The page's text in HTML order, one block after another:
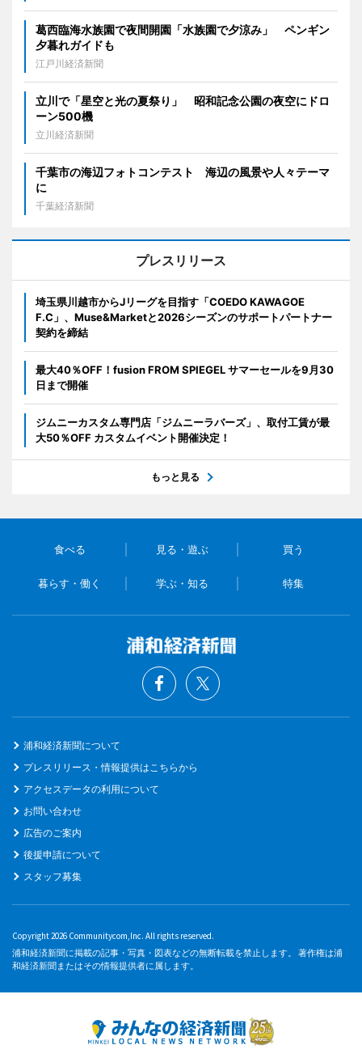
葛西臨海水族園で夜間開園「水族園で夕涼み」 ペンギン
夕暮れガイドも
江戸川経済新聞
立川で「星空と光の夏祭り」 昭和記念公園の夜空にドロ
ーン500機
立川経済新聞
千葉市の海辺フォトコンテスト 海辺の風景や人々テーマ
に
千葉経済新聞
プレスリリース
埼玉県川越市からJリーグを目指す「COEDO KAWAGOE
F.C」、Muse&Marketと2026シーズンのサポートパートナー
契約を締結
最大40％OFF！fusion FROM SPIEGEL サマーセールを9月30
日まで開催
ジムニーカスタム専門店「ジムニーラバーズ」、取付工賃が最
大50％OFF カスタムイベント開催決定！
もっと見る
食べる 見る・遊ぶ 買う
暮らす・働く 学ぶ・知る 特集
浦和経済新聞について
プレスリリース・情報提供はこちらから
アクセスデータの利用について
お問い合わせ
広告のご案内
後援申請について
スタッフ募集
Copyright 2026 Communitycom,Inc. All rights reserved.
浦和経済新聞に掲載の記事・写真・図表などの無断転載を禁止します。 著作権は浦
和経済新聞またはその情報提供者に属します。